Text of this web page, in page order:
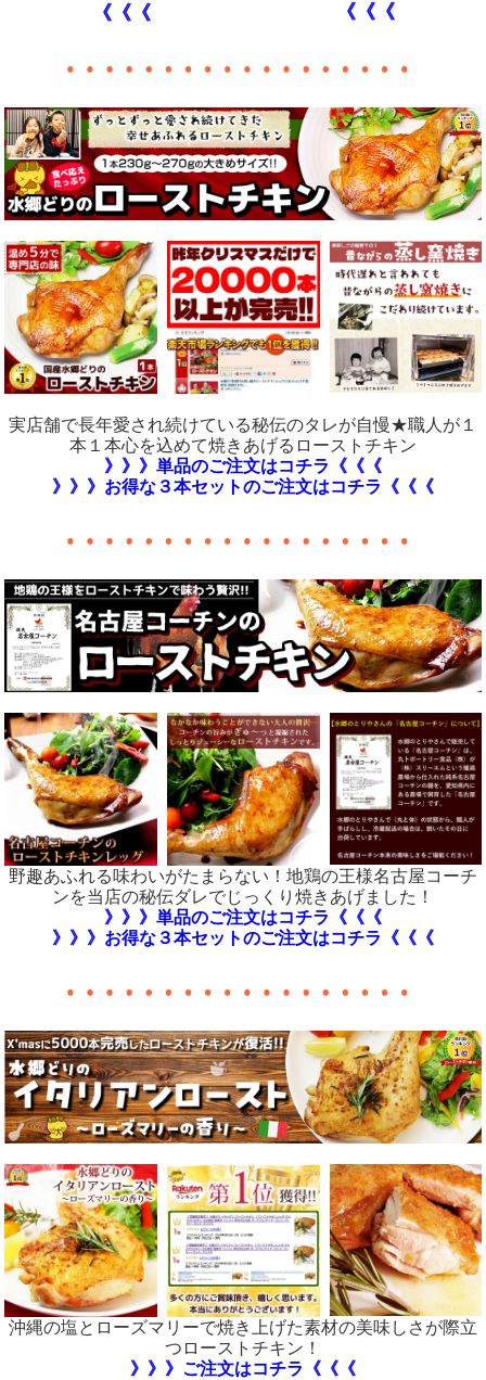
《《《
《《《
実店舗で長年愛され続けている秘伝のタレが自慢★職人が１
本１本心を込めて焼きあげるローストチキン
》》》単品のご注文はコチラ《《《
》》》お得な３本セットのご注文はコチラ《《《
野趣あふれる味わいがたまらない！地鶏の王様名古屋コーチ
ンを当店の秘伝ダレでじっくり焼きあげました！
》》》単品のご注文はコチラ《《《
》》》お得な３本セットのご注文はコチラ《《《
沖縄の塩とローズマリーで焼き上げた素材の美味しさが際立
つローストチキン！
》》》ご注文はコチラ《《《